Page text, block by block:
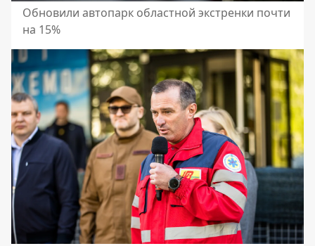
Обновили автопарк областной экстренки почти
на 15%